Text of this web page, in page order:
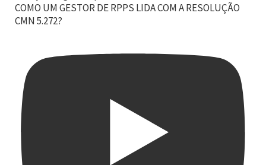
COMO UM GESTOR DE RPPS LIDA COM A RESOLUÇÃO
CMN 5.272?